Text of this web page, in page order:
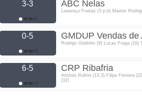
3-3 ABC Nelas
Lourenço Freitas (3 p.b) Martim
0-5 GMDUP Vendas de
Rodrigo Godinho (9) Lucas Fraga (16)
6-5 CRP Ribafria
António Rufino (13,3) Filipe Ferreira
(32)